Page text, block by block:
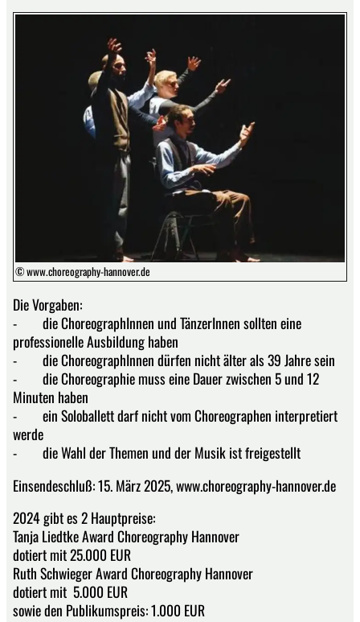
© www.choreography-hannover.de
Die Vorgaben:
- die ChoreographInnen und TänzerInnen sollten eine
professionelle Ausbildung haben
- die ChoreographInnen dürfen nicht älter als 39 Jahre sein
- die Choreographie muss eine Dauer zwischen 5 und 12
Minuten haben
- ein Soloballett darf nicht vom Choreographen interpretiert
werde
- die Wahl der Themen und der Musik ist freigestellt
Einsendeschluß: 15. März 2025, www.choreography-hannover.de
2024 gibt es 2 Hauptpreise:
Tanja Liedtke Award Choreography Hannover
dotiert mit 25.000 EUR
Ruth Schwieger Award Choreography Hannover
dotiert mit 5.000 EUR
sowie den Publikumspreis: 1.000 EUR